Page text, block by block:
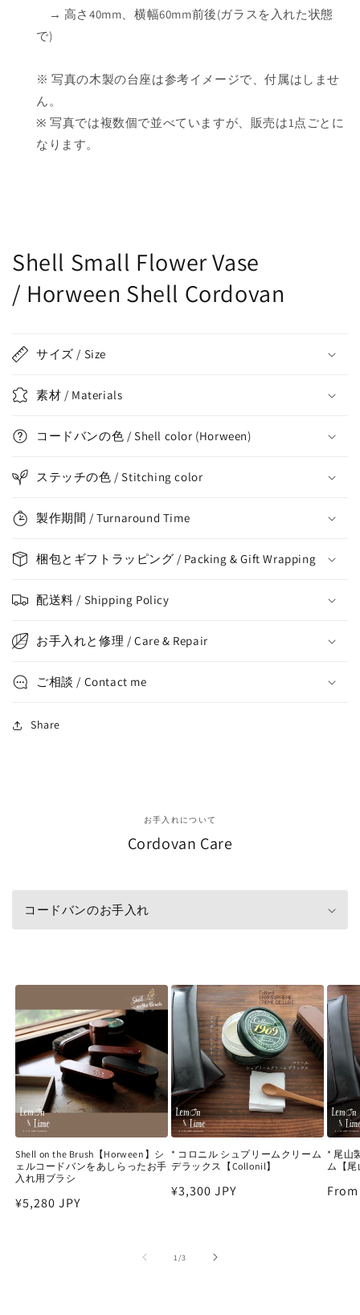
→ 高さ40mm、横幅60mm前後(ガラスを入れた状態
で)
※ 写真の木製の台座は参考イメージで、付属はしませ
ん。
※ 写真では複数個で並べていますが、販売は1点ごとに
なります。
Shell Small Flower Vase
/ Horween Shell Cordovan
サイズ / Size
素材 / Materials
コードバンの色 / Shell color (Horween)
ステッチの色 / Stitching color
製作期間 / Turnaround Time
梱包とギフトラッピング / Packing & Gift Wrapping
配送料 / Shipping Policy
お手入れと修理 / Care & Repair
ご相談 / Contact me
Share
お手入れについて
Cordovan Care
コードバンのお手入れ
Shell on the Brush【Horween】シ
ェルコードバンをあしらったお手
入れ用ブラシ
Regular
¥5,280 JPY
* コロニル シュプリームクリーム
デラックス【Collonil】
Regular
¥3,300 JPY
* 尾山
ム【尾
1/of
3